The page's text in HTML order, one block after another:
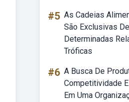
#5 As Cadeias
São Exclusivas De
Determinadas
Tróficas
#6 A Busca De
Competitividade
Em Uma